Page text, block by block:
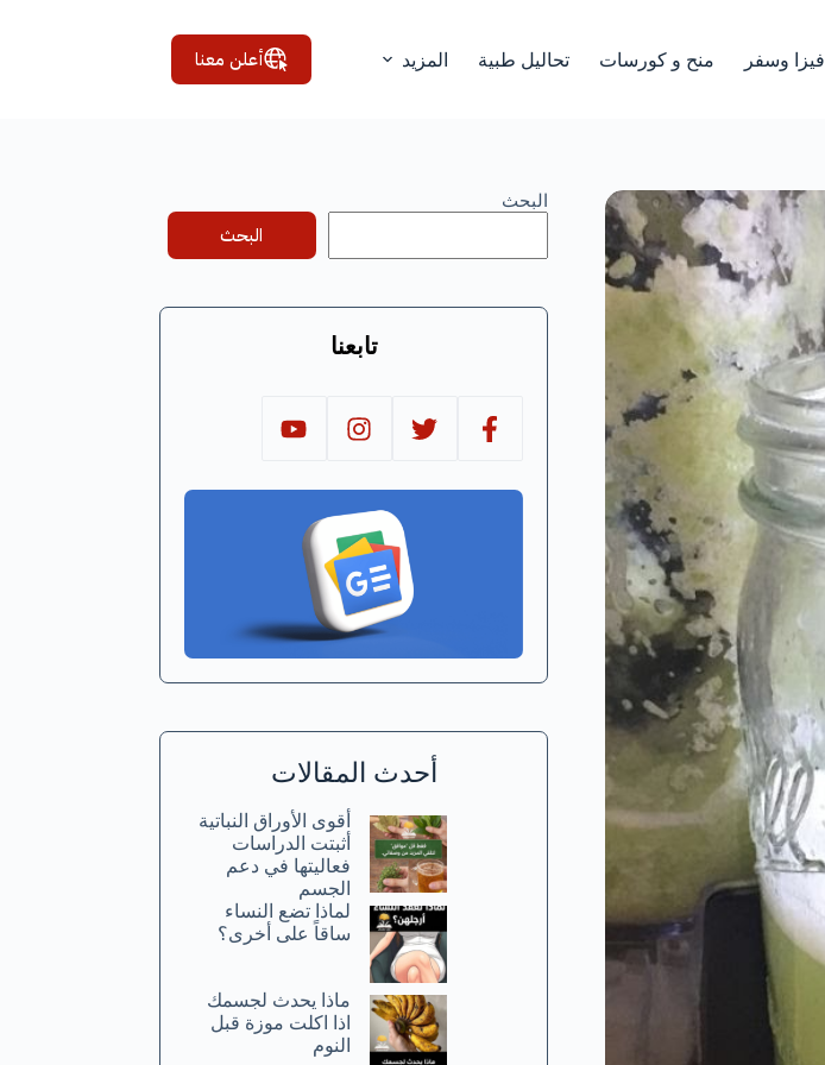
فيزا وسفر منح و كورسات تحاليل طبية المزيد أعلن معنا
البحث
البحث
تابعنا
أحدث المقالات
أقوى الأوراق النباتية
أثبتت الدراسات
فعاليتها في دعم
الجسم
لماذا تضع النساء
ساقاً على أخرى؟
ماذا يحدث لجسمك
اذا اكلت موزة قبل
النوم